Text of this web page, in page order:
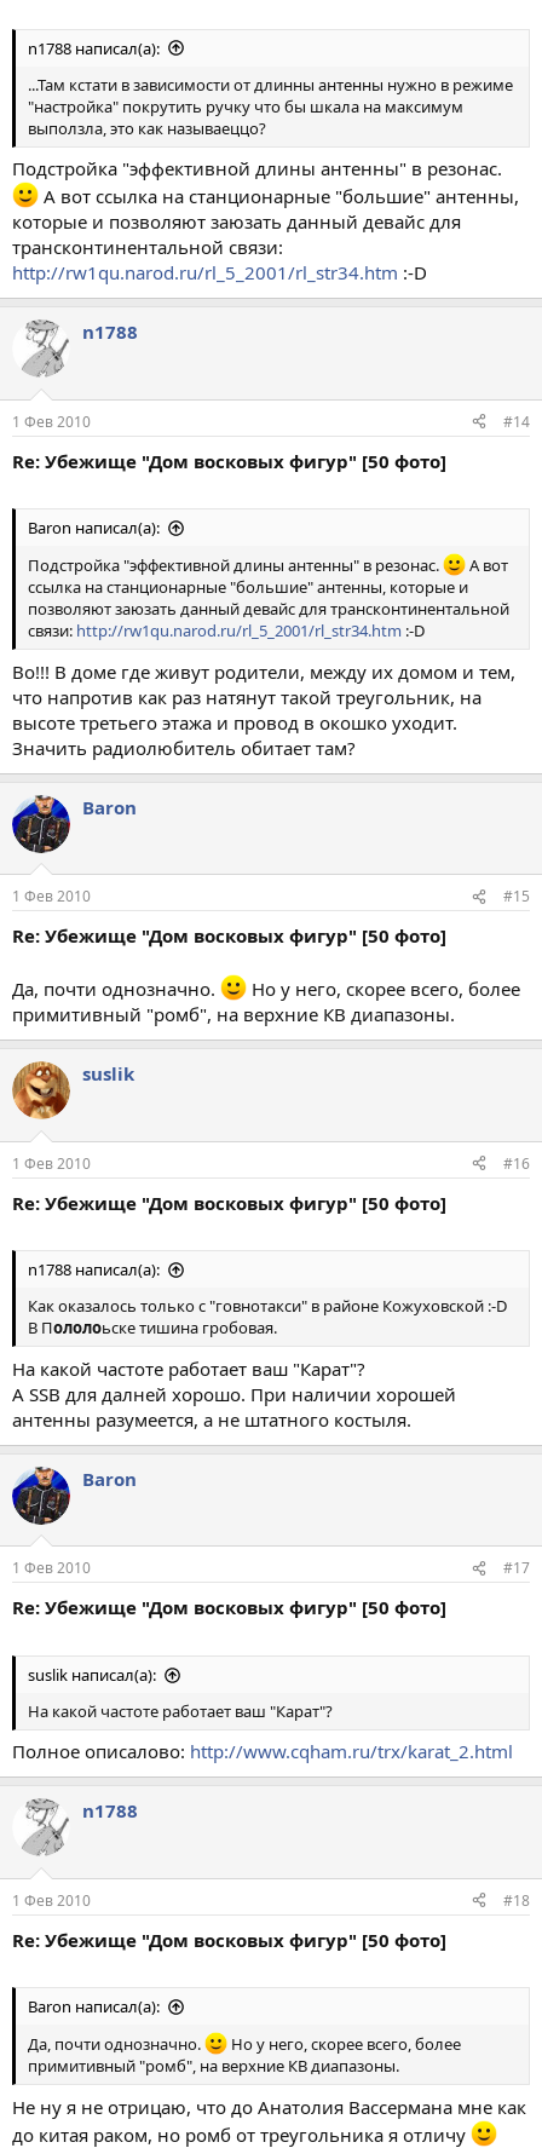
n1788 написал(а):
...Там кстати в зависимости от длинны антенны нужно в режиме
"настройка" покрутить ручку что бы шкала на максимум
выползла, это как называеццо?
Подстройка "эффективной длины антенны" в резонас.
А вот ссылка на станционарные "большие" антенны,
которые и позволяют заюзать данный девайс для
трансконтинентальной связи:
http://rw1qu.narod.ru/rl_5_2001/rl_str34.htm :-D
n1788
1 Фев 2010 #14
Re: Убежище "Дом восковых фигур" [50 фото]
Baron написал(а):
Подстройка "эффективной длины антенны" в резонас.
А вот
ссылка на станционарные "большие" антенны, которые и
позволяют заюзать данный девайс для трансконтинентальной
связи: http://rw1qu.narod.ru/rl_5_2001/rl_str34.htm :-D
Во!!! В доме где живут родители, между их домом и тем,
что напротив как раз натянут такой треугольник, на
высоте третьего этажа и провод в окошко уходит.
Значить радиолюбитель обитает там?
Baron
1 Фев 2010 #15
Re: Убежище "Дом восковых фигур" [50 фото]
Да, почти однозначно.
Но у него, скорее всего, более
примитивный "ромб", на верхние КВ диапазоны.
suslik
1 Фев 2010 #16
Re: Убежище "Дом восковых фигур" [50 фото]
n1788 написал(а):
Как оказалось только с "говнотакси" в районе Кожуховской :-D
В Пололоьске тишина гробовая.
На какой частоте работает ваш "Карат"?
А SSB для далней хорошо. При наличии хорошей
антенны разумеется, а не штатного костыля.
Baron
1 Фев 2010 #17
Re: Убежище "Дом восковых фигур" [50 фото]
suslik написал(а):
На какой частоте работает ваш "Карат"?
Полное описалово: http://www.cqham.ru/trx/karat_2.html
n1788
1 Фев 2010 #18
Re: Убежище "Дом восковых фигур" [50 фото]
Baron написал(а):
Да, почти однозначно.
Но у него, скорее всего, более
примитивный "ромб", на верхние КВ диапазоны.
Не ну я не отрицаю, что до Анатолия Вассермана мне как
до китая раком, но ромб от треугольника я отличу